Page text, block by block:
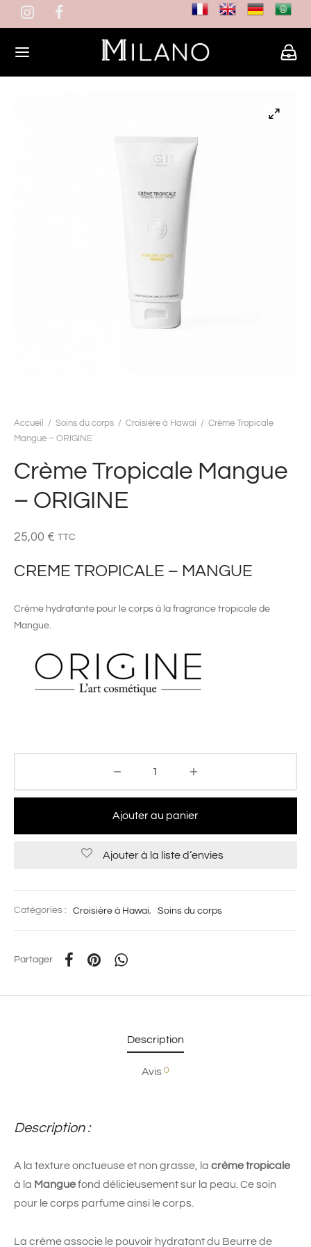
Accueil / Soins du corps / Croisière à Hawai / Crème Tropicale
Mangue – ORIGINE
Crème Tropicale Mangue
– ORIGINE
25,00 € TTC
CREME TROPICALE – MANGUE
Crème hydratante pour le corps à la fragrance tropicale de
Mangue.
Ajouter au panier
Ajouter à la liste d’envies
Catégories : Croisière à Hawai, Soins du corps
Partager
Description
Avis 0
Description :
A la texture onctueuse et non grasse, la crème tropicale
à la Manguefond délicieusement sur la peau. Ce soin
pour le corps parfume ainsi le corps.
La crème associe le pouvoir hydratant du Beurre de